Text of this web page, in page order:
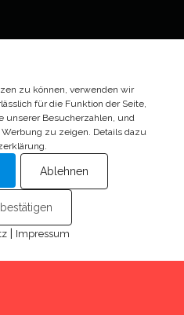
zu können, verwenden wir
für die Funktion der Seite,
unserer Besucherzahlen, und
zu zeigen. Details dazu
Ablehnen
| Impressum